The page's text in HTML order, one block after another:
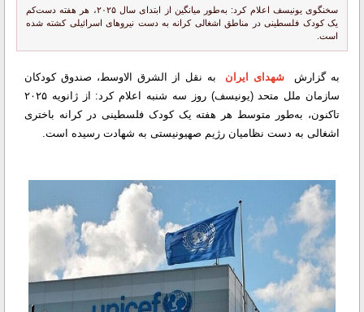
سخنگوی یونیسف اعلام کرد: به‌طور میانگین از ابتدای سال ۲۰۲۵، هر هفته دست‌کم
یک کودک فلسطینی در مناطق اشغالی کرانه به دست نیروهای اسرائیلی کشته شده
است.
به گزارش شهدای ایران به نقل از الشرق الاوسط، صندوق کودکان
سازمان ملل متحد (یونیسف) روز سه شنبه اعلام کرد: از ژانویه ۲۰۲۵
تاکنون، به‌طور متوسط هر هفته یک کودک فلسطینی در کرانه باختری
اشغالی به دست نظامیان رژیم صهیونیستی به شهادت رسیده است.